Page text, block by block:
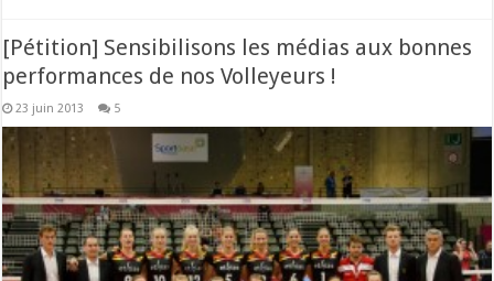
[Pétition] Sensibilisons les médias aux bonnes
performances de nos Volleyeurs !
23 juin 2013 5